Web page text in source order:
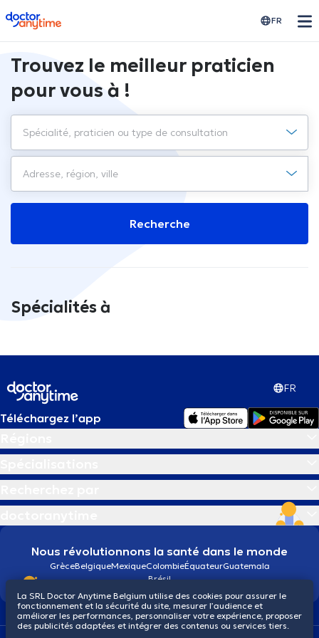
doctoranytime FR
Trouvez le meilleur praticien
pour vous à !
Recherche
Spécialités à
FR
Téléchargez l’app
Nous révolutionnons la santé dans le monde
GrèceBelgiqueMexiqueColombieÉquateurGuatemala
Brésil
La SRL Doctor Anytime Belgium utilise des cookies pour assurer le
fonctionnement et la sécurité du site, mesurer l’audience et
améliorer les performances, personnaliser votre expérience, proposer
des publicités adaptées et intégrer des contenus ou services tiers.